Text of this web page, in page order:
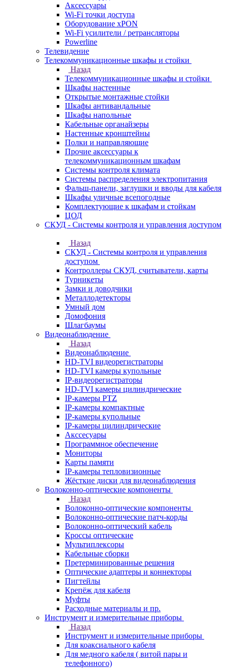
Аксессуары
Wi-Fi точки доступа
Оборудование хPON
Wi-Fi усилители / ретрансляторы
Powerline
Телевидение
Телекоммуникационные шкафы и стойки
Назад
Телекоммуникационные шкафы и стойки
Шкафы настенные
Открытые монтажные стойки
Шкафы антивандальные
Шкафы напольные
Кабельные органайзеры
Настенные кронштейны
Полки и направляющие
Прочие аксессуары к
телекоммуникационным шкафам
Системы контроля климата
Системы распределения электропитания
Фальш-панели, заглушки и вводы для кабеля
Шкафы уличные всепогодные
Комплектующие к шкафам и стойкам
ЦОД
СКУД - Системы контроля и управления доступом
Назад
СКУД - Системы контроля и управления
доступом
Контроллеры СКУД, считыватели, карты
Турникеты
Замки и доводчики
Металлодетекторы
Умный дом
Домофония
Шлагбаумы
Видеонаблюдение
Назад
Видеонаблюдение
HD-TVI видеорегистраторы
HD-TVI камеры купольные
IP-видеорегистраторы
HD-TVI камеры цилиндрические
IP-камеры PTZ
IP-камеры компактные
IP-камеры купольные
IP-камеры цилиндрические
Акссесуары
Программное обеспечение
Мониторы
Карты памяти
IP-камеры тепловизионные
Жёсткие диски для видеонаблюдения
Волоконно-оптические компоненты
Назад
Волоконно-оптические компоненты
Волоконно-оптические патч-корды
Волоконно-оптический кабель
Кроссы оптические
Мультиплексоры
Кабельные сборки
Претерминированные решения
Оптические адаптеры и коннекторы
Пигтейлы
Крепёж для кабеля
Муфты
Расходные материалы и пр.
Инструмент и измерительные приборы
Назад
Инструмент и измерительные приборы
Для коаксиального кабеля
Для медного кабеля ( витой пары и
телефонного)